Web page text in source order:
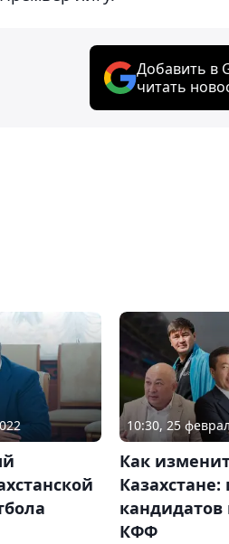
Добавить в
читать
10:30, 25
Как
КФФ